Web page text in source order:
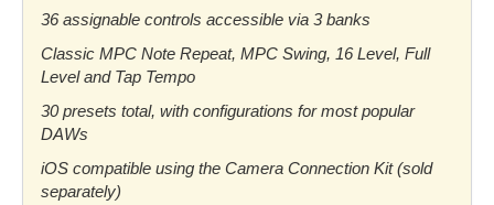
36 assignable controls accessible via 3 banks
Classic MPC Note Repeat, MPC Swing, 16 Level, Full
Level and Tap Tempo
30 presets total, with configurations for most popular
DAWs
iOS compatible using the Camera Connection Kit (sold
separately)